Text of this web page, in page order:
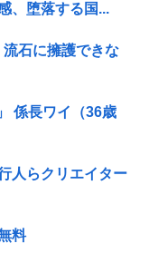
、堕落する国...
石に擁護できな
係長ワイ（36歳
人らクリエイター
料